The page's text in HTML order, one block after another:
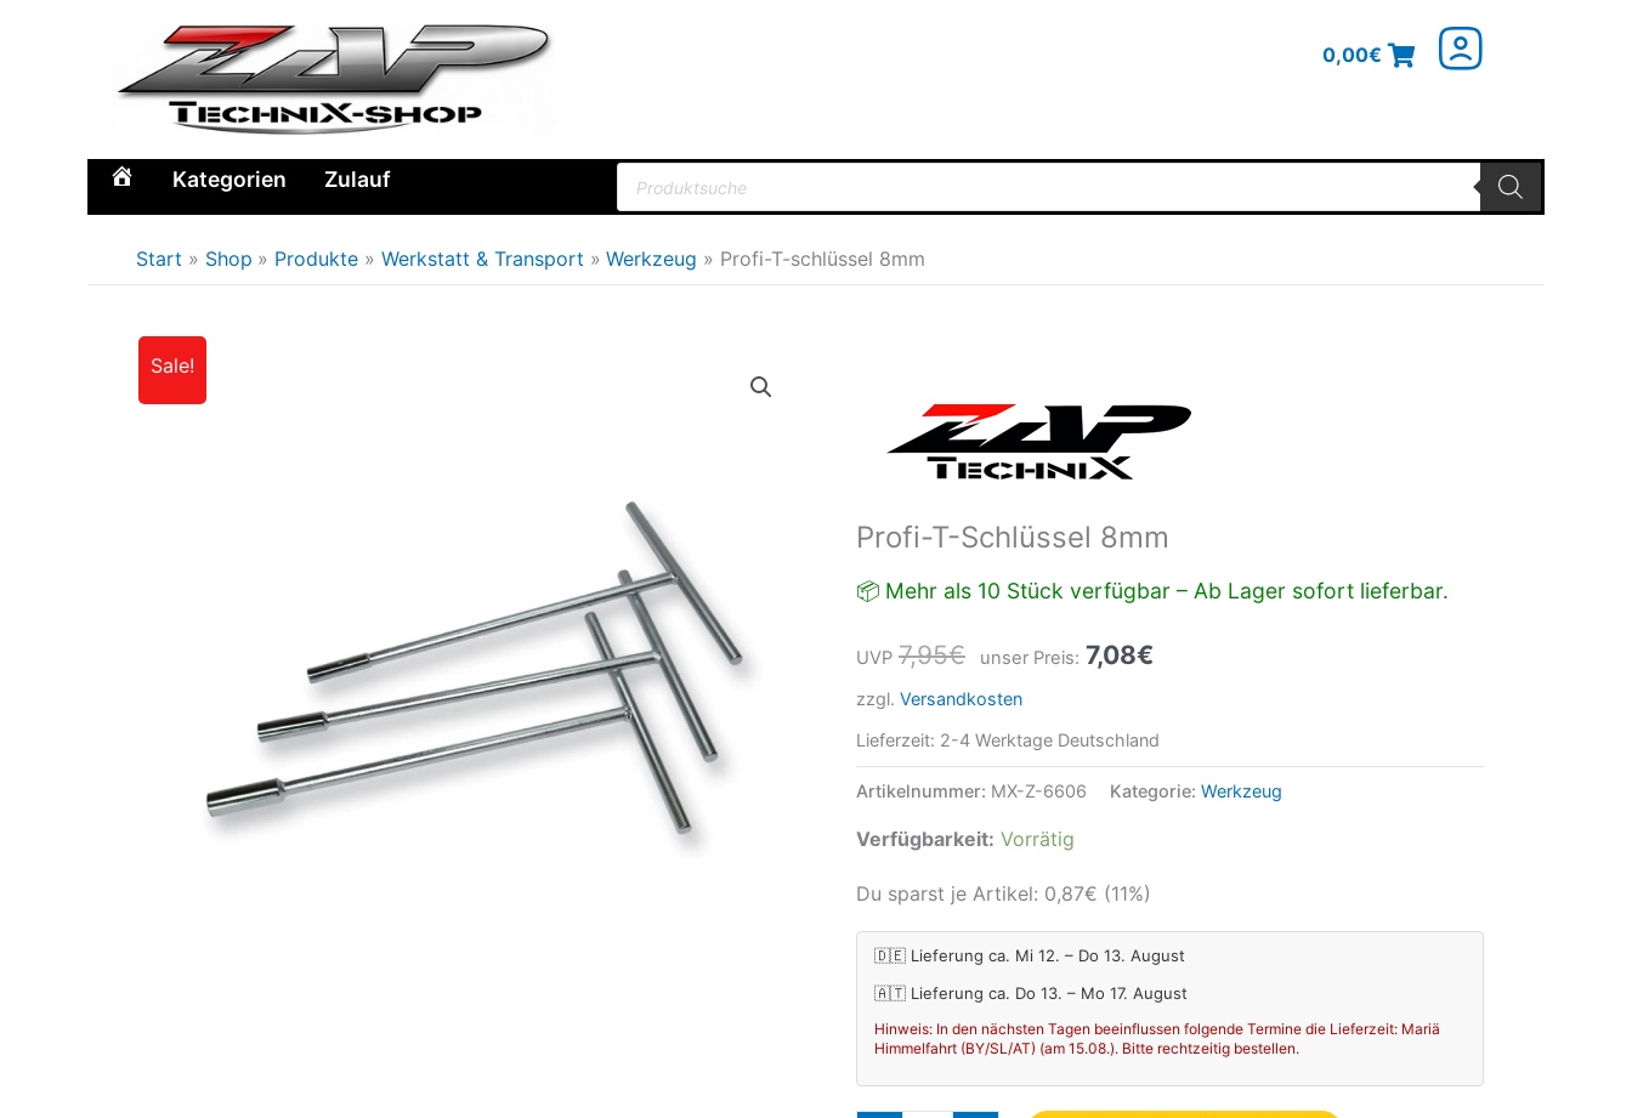
0,00€
Home Kategorien Zulauf
Products
search
Start Shop Produkte Werkstatt & Transport Werkzeug Profi-T-schlüssel 8mm
Sale!
Profi-T-Schlüssel 8mm
📦 Mehr als 10 Stück verfügbar – Ab Lager sofort lieferbar.
UVP 7,95€
Preis
war:
unser Preis: 7,08€
Preis
zzgl. Versandkosten
Lieferzeit: 2-4 Werktage Deutschland
Artikelnummer: MX-Z-6606 Kategorie: Werkzeug
Verfügbarkeit: Vorrätig
Du sparst je Artikel: 0,87€ (11%)
🇩🇪 Lieferung ca. Mi 12. – Do 13. August
🇦🇹 Lieferung ca. Do 13. – Mo 17. August
Hinweis: In den nächsten Tagen beeinflussen folgende Termine die Lieferzeit: Mariä
Himmelfahrt (BY/SL/AT) (am 15.08.). Bitte rechtzeitig bestellen.
schlüssel